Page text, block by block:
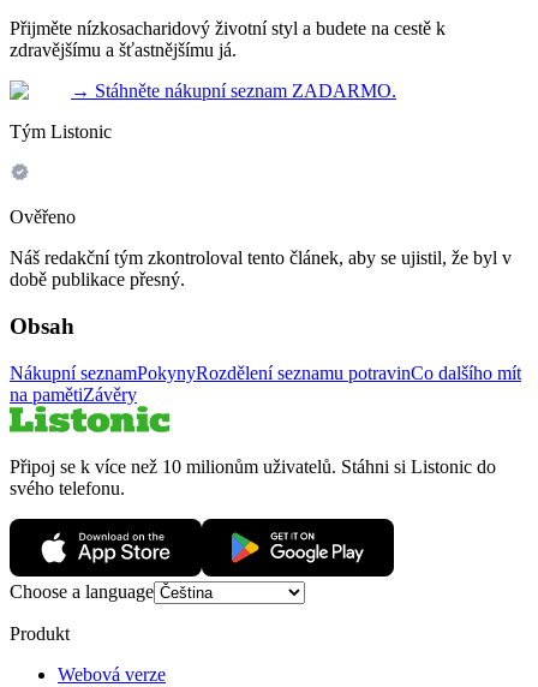
Přijměte nízkosacharidový životní styl a budete na cestě k
zdravějšímu a šťastnějšímu já.
→ Stáhněte nákupní seznam ZADARMO.
Tým Listonic
Ověřeno
Náš redakční tým zkontroloval tento článek, aby se ujistil, že byl v
době publikace přesný.
Obsah
Nákupní seznamPokynyRozdělení seznamu potravinCo dalšího mít
na pamětiZávěry
Připoj se k více než 10 milionům uživatelů. Stáhni si Listonic do
svého telefonu.
Choose a language
Produkt
Webová verze